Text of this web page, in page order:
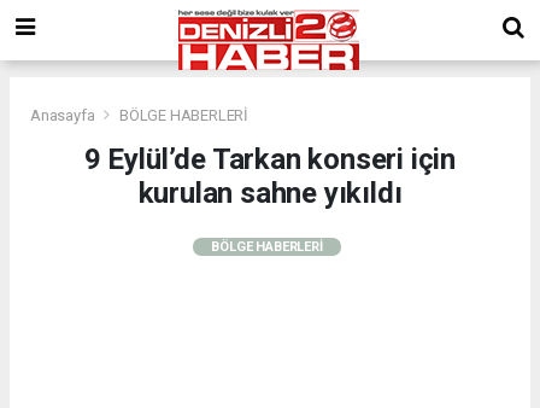
Anasayfa BÖLGE HABERLERİ
9 Eylül’de Tarkan konseri için
kurulan sahne yıkıldı
BÖLGE HABERLERİ